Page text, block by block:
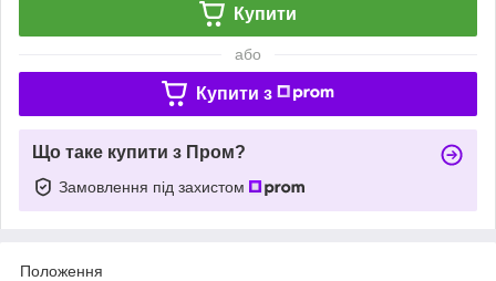
Купити
або
Купити з
Що таке купити з Пром?
Замовлення під захистом
Положення